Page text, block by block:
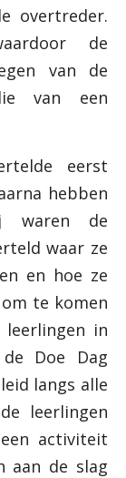
overtreder.
de
van de
van een
eerst
hebben
waren de
waar ze
en hoe ze
te komen
in
Doe Dag
langs alle
leerlingen
activiteit
aan de slag